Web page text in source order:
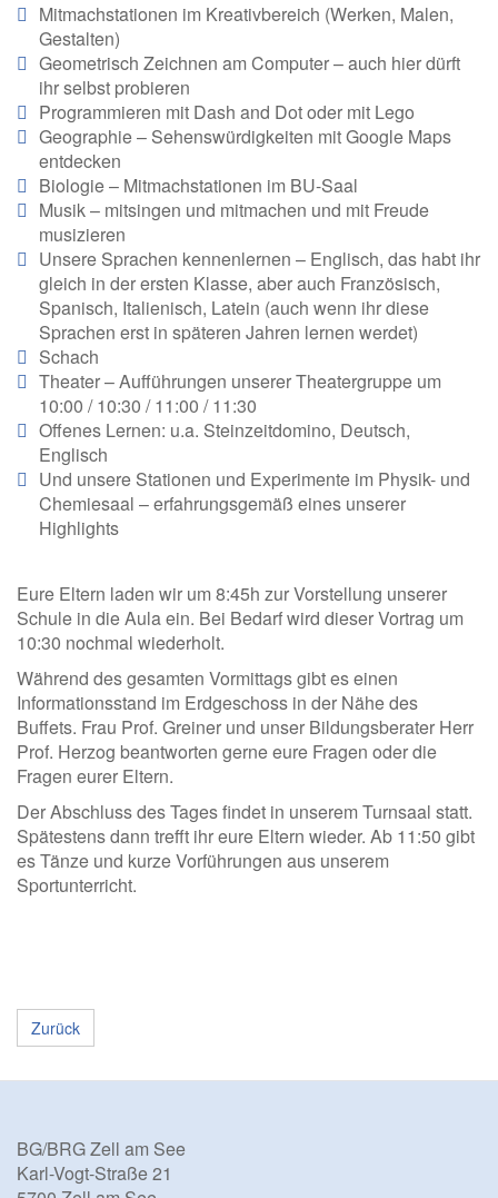
Mitmachstationen im Kreativbereich (Werken, Malen,
Gestalten)
Geometrisch Zeichnen am Computer – auch hier dürft
ihr selbst probieren
Programmieren mit Dash and Dot oder mit Lego
Geographie – Sehenswürdigkeiten mit Google Maps
entdecken
Biologie – Mitmachstationen im BU-Saal
Musik – mitsingen und mitmachen und mit Freude
musizieren
Unsere Sprachen kennenlernen – Englisch, das habt ihr
gleich in der ersten Klasse, aber auch Französisch,
Spanisch, Italienisch, Latein (auch wenn ihr diese
Sprachen erst in späteren Jahren lernen werdet)
Schach
Theater – Aufführungen unserer Theatergruppe um
10:00 / 10:30 / 11:00 / 11:30
Offenes Lernen: u.a. Steinzeitdomino, Deutsch,
Englisch
Und unsere Stationen und Experimente im Physik- und
Chemiesaal – erfahrungsgemäß eines unserer
Highlights
Eure Eltern laden wir um 8:45h zur Vorstellung unserer
Schule in die Aula ein. Bei Bedarf wird dieser Vortrag um
10:30 nochmal wiederholt.
Während des gesamten Vormittags gibt es einen
Informationsstand im Erdgeschoss in der Nähe des
Buffets. Frau Prof. Greiner und unser Bildungsberater Herr
Prof. Herzog beantworten gerne eure Fragen oder die
Fragen eurer Eltern.
Der Abschluss des Tages findet in unserem Turnsaal statt.
Spätestens dann trefft ihr eure Eltern wieder. Ab 11:50 gibt
es Tänze und kurze Vorführungen aus unserem
Sportunterricht.
Zurück
BG/BRG Zell am See
Karl-Vogt-Straße 21